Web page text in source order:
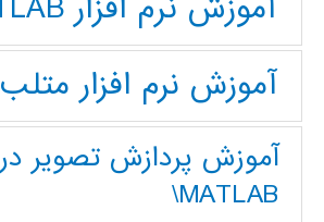
آموزش نرم افزار متلب
آموزش پردازش تصوير در
MATLAB\